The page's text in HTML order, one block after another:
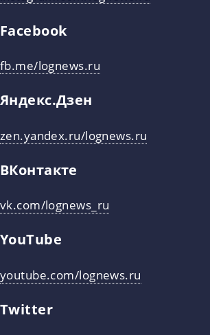
Facebook
fb.me/lognews.ru
Яндекс.Дзен
zen.yandex.ru/lognews.ru
ВКонтакте
vk.com/lognews_ru
YouTube
youtube.com/lognews.ru
Twitter